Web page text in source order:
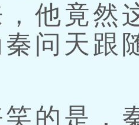
他竟然
问天跟
是，秦